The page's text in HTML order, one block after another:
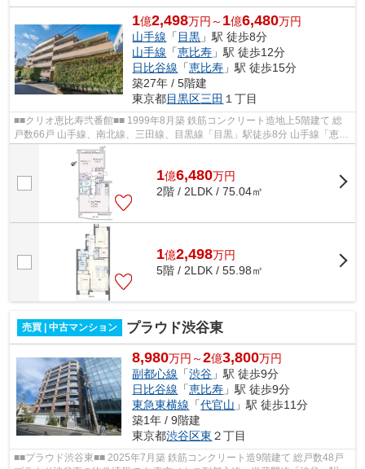
1億2,498万円～ 1億6,480万円
山手線 「 目黒 」駅 徒歩8分
山手線 「恵比寿 」駅 徒歩12分
日比谷線 「恵比寿 」駅 徒歩15分
築27年 / 5階建
東京都目黒区三田 １丁目
■■クリオ恵比寿弐番館■■ 1999年8月築 鉄筋コンクリート造地上5階建て 総
戸数66戸 山手線、南北線、三田線、目黒線「目黒」駅徒歩8分 山手線「恵比
寿」駅徒歩12分 〇オートロック 〇...
1億6,480万円
2階 / 2LDK / 75.04㎡
1億2,498万円
5階 / 2LDK / 55.98㎡
売買 | 中古マンション プラウド渋谷東
8,980万円～2億3,800万円
副都心線 「渋谷 」駅 徒歩9分
日比谷線 「恵比寿 」駅 徒歩9分
東急東横線 「代官山 」駅 徒歩11分
築1年 / 9階建
東京都渋谷区東 ２丁目
■■プラウド渋谷東■■ 2025年7月築 鉄筋コンクリート造9階建て 総戸数48戸